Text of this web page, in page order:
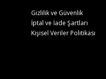
Gizlilik ve Güvenlik
İptal ve İade Şartları
Kişisel Veriler Politikası